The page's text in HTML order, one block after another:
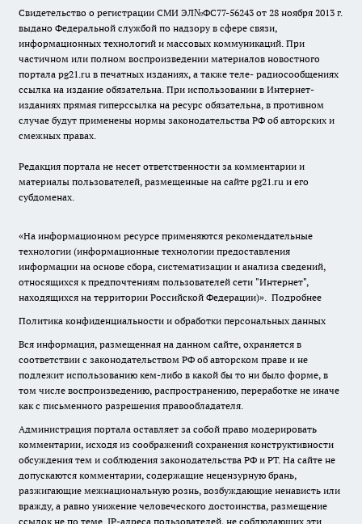
Свидетельство о регистрации СМИ ЭЛ№ФС77-56243 от 28 ноября 2013 г.
выдано Федеральной службой по надзору в сфере связи,
информационных технологий и массовых коммуникаций. При
частичном или полном воспроизведении материалов новостного
портала pg21.ru в печатных изданиях, а также теле- радиосообщениях
ссылка на издание обязательна. При использовании в Интернет-
изданиях прямая гиперссылка на ресурс обязательна, в противном
случае будут применены нормы законодательства РФ об авторских и
смежных правах.
Редакция портала не несет ответственности за комментарии и
материалы пользователей, размещенные на сайте pg21.ru и его
субдоменах.
«На информационном ресурсе применяются рекомендательные
технологии (информационные технологии предоставления
информации на основе сбора, систематизации и анализа сведений,
относящихся к предпочтениям пользователей сети "Интернет",
находящихся на территории Российской Федерации)». Подробнее
Политика конфиденциальности и обработки персональных данных
Вся информация, размещенная на данном сайте, охраняется в
соответствии с законодательством РФ об авторском праве и не
подлежит использованию кем-либо в какой бы то ни было форме, в
том числе воспроизведению, распространению, переработке не иначе
как с письменного разрешения правообладателя.
Администрация портала оставляет за собой право модерировать
комментарии, исходя из соображений сохранения конструктивности
обсуждения тем и соблюдения законодательства РФ и РТ. На сайте не
допускаются комментарии, содержащие нецензурную брань,
разжигающие межнациональную рознь, возбуждающие ненависть или
вражду, а равно унижение человеческого достоинства, размещение
ссылок не по теме. IP-адреса пользователей, не соблюдающих эти